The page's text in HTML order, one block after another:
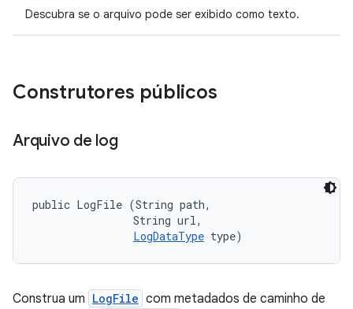
Descubra se o arquivo pode ser exibido como texto.
Construtores públicos
Arquivo de log
public LogFile (String path,
                String url,
LogDataType type)
Construa um LogFile com metadados de caminho de